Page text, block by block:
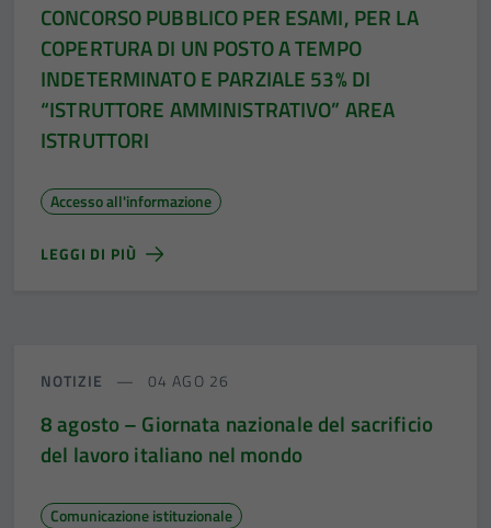
CONCORSO PUBBLICO PER ESAMI, PER LA
COPERTURA DI UN POSTO A TEMPO
INDETERMINATO E PARZIALE 53% DI
“ISTRUTTORE AMMINISTRATIVO” AREA
ISTRUTTORI
Accesso all'informazione
LEGGI DI PIÙ
NOTIZIE 04 AGO 26
8 agosto – Giornata nazionale del sacrificio
del lavoro italiano nel mondo
Comunicazione istituzionale